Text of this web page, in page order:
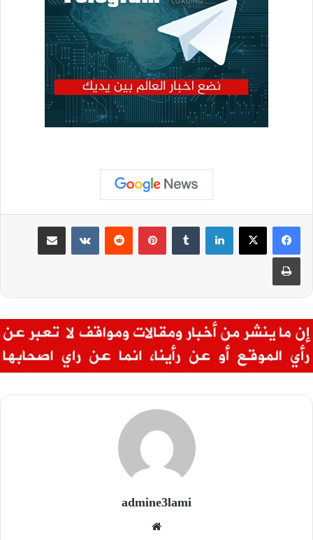
لينكدإن بينتيريست مشاركة عبر البريد
طباعة
admine3lami